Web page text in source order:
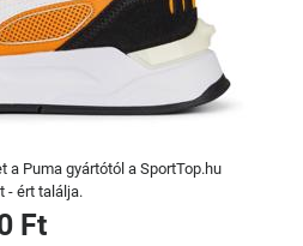
a Puma gyártótól a SportTop.hu
- ért találja.
Ft